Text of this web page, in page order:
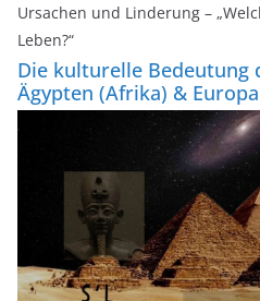
Ursachen und Linderung –
Leben?“
Die kulturelle Bedeutung
Ägypten (Afrika) & Europa